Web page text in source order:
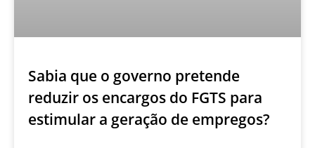
Sabia que o governo pretende
reduzir os encargos do FGTS para
estimular a geração de empregos?